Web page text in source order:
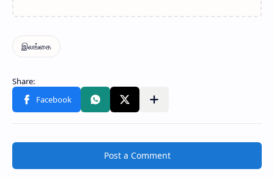
Post a Comment